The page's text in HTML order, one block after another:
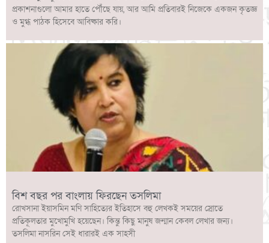
প্রকাশনাগুলো আমার হাতে পৌঁছে যায়, আর আমি প্রতিবারই নিজেকে একজন কৃতজ্ঞ
ও মুগ্ধ পাঠক হিসেবে আবিষ্কার করি।
বিশ বছর পর বাংলায় ফিরছেন তসলিমা
রোখসানা ইয়াসমিন মণি সাহিত্যের ইতিহাসে বহু লেখকই সময়ের স্রোতে
প্রতিকূলতার মুখোমুখি হয়েছেন। কিন্তু কিছু মানুষ জন্মান কেবল লেখার জন্য।
তসলিমা নাসরিন সেই ধারারই এক সাহসী